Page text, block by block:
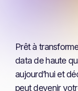
Prêt à
data de haute
aujourd’hui et
peut devenir